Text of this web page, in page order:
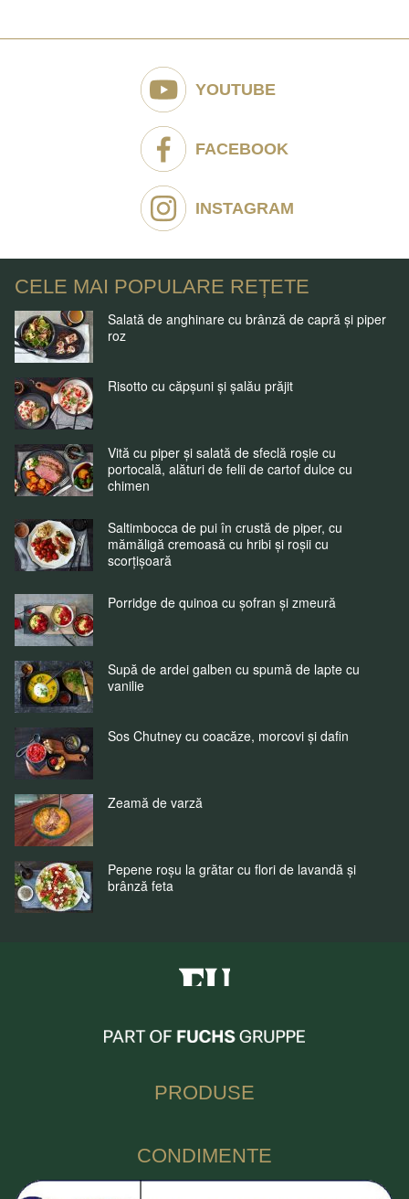
YOUTUBE
FACEBOOK
INSTAGRAM
CELE MAI POPULARE REȚETE
Salată de anghinare cu brânză de capră și piper
roz
Risotto cu căpșuni și șalău prăjit
Vită cu piper și salată de sfeclă roșie cu
portocală, alături de felii de cartof dulce cu
chimen
Saltimbocca de pui în crustă de piper, cu
mămăligă cremoasă cu hribi și roșii cu
scorțișoară
Porridge de quinoa cu șofran și zmeură
Supă de ardei galben cu spumă de lapte cu
vanilie
Sos Chutney cu coacăze, morcovi și dafin
Zeamă de varză
Pepene roșu la grătar cu flori de lavandă și
brânză feta
PRODUSE
CONDIMENTE